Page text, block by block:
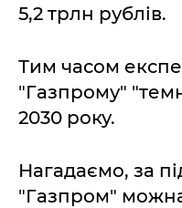
5,2 трлн рублів.
Тим часом
"Газпрому"
2030 року.
Нагадаємо, за
"Газпром"